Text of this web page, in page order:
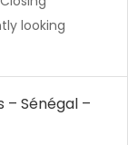
looking
– Sénégal –